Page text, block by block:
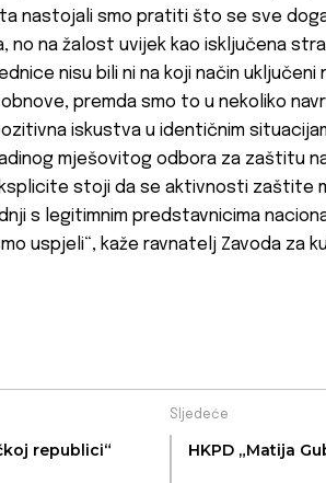
nastojali smo pratiti što se sve
no na žalost uvijek kao isključena
nisu bili ni na koji način uključeni
premda smo to u nekoliko
iskustva u identičnim
mješovitog odbora za zaštitu
stoji da se aktivnosti zaštite
s legitimnim predstavnicima
uspjeli“, kaže ravnatelj Zavoda za
republici“
Sljedeće
HKPD „Matija